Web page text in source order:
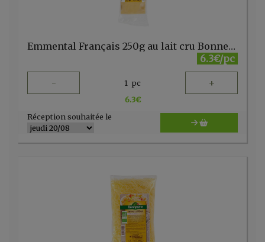
Emmental Français 250g au lait cru Bonneterre
6.3€/pc
- 1 pc +
6.3€
Réception souhaitée le